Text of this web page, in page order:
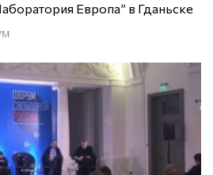
Европа” в Гданьске